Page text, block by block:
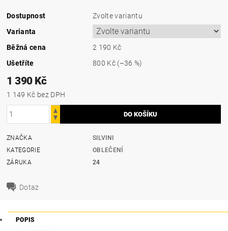
Dostupnost
Zvolte variantu
Varianta
Běžná cena
2 190 Kč
Ušetříte
800 Kč (–36 %)
1 390 Kč
1 149 Kč bez DPH
ZNAČKA
SILVINI
KATEGORIE
OBLEČENÍ
ZÁRUKA
24
Dotaz
POPIS